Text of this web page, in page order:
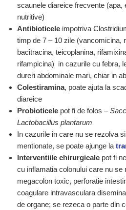
scaunele diareice frecvente (apa,
nutritive)
Antibioticele impotriva
timp de 7 – 10 zile (vancomicina,
bacitracina, teicoplanina,
rifampicina) in cazurile cu febra,
dureri abdominale mari, chiar in
Colestiramina, poate ajuta la
diareice
Probioticele pot fi de folos –
Lactobacillus plantarum
In cazurile in care nu se rezolva
mentionate, se poate ajunge la
Interventiile chirurgicale pot fi
cu inflamatia colonului care nu
megacolon toxic, perforatie
coagulare intravasculara
de organe; se rezeca o parte din